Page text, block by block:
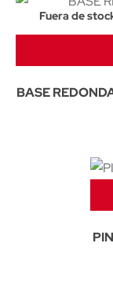
Fuera de
BASE